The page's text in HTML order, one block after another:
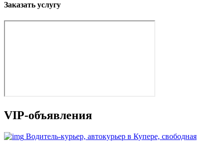
Заказать услугу
VIP-объявления
Водитель-курьер, автокурьер в Купере, свободная